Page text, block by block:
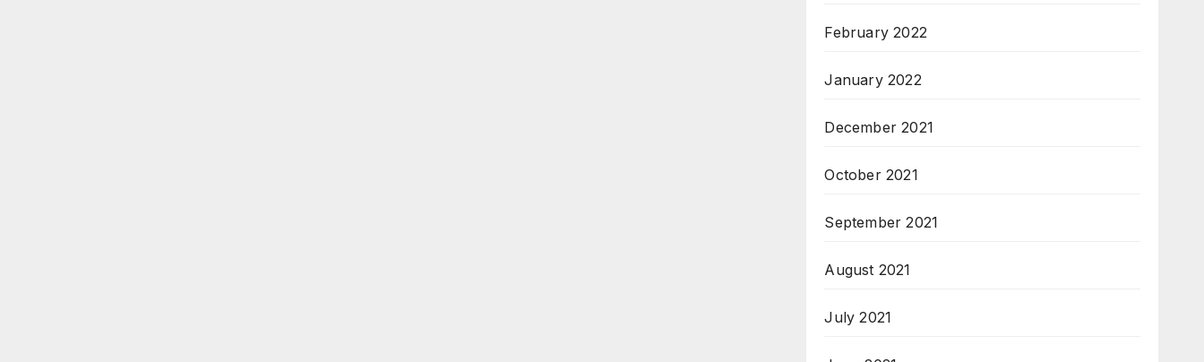
February 2022
January 2022
December 2021
October 2021
September 2021
August 2021
July 2021